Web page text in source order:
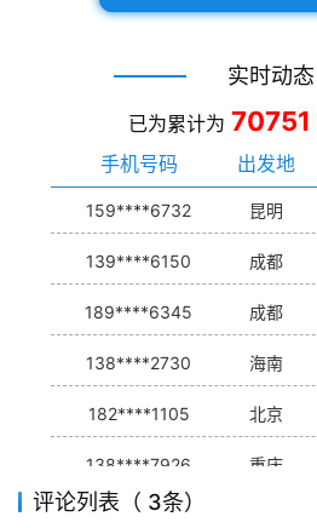
实时动态
已为累计为 70751
手机号码
出发地
159****6732 昆明
139****6150 成都
189****6345 成都
138****2730 海南
182****1105 北京
138****7926 重庆
139****9233
评论列表（ 3条）